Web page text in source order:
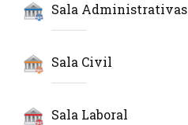
Sala Administrativas
Sala Civil
Sala Laboral